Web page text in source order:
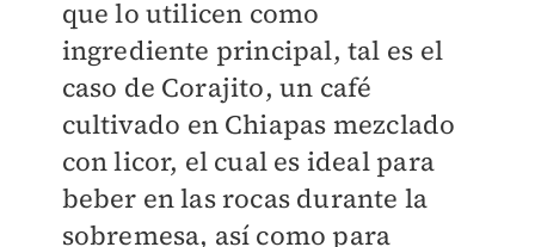
que lo utilicen como
ingrediente principal, tal es el
caso de Corajito, un café
cultivado en Chiapas mezclado
con licor, el cual es ideal para
beber en las rocas durante la
sobremesa, así como para